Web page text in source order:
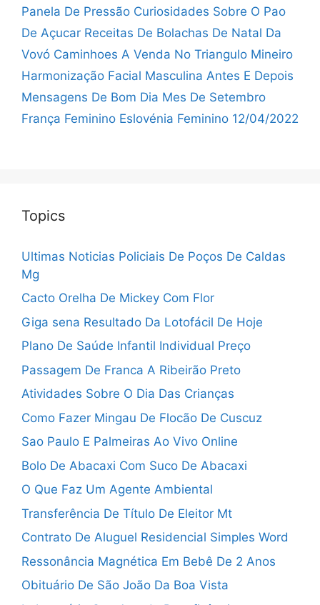
Panela De Pressão Curiosidades Sobre O Pao
De Açucar Receitas De Bolachas De Natal Da
Vovó Caminhoes A Venda No Triangulo Mineiro
Harmonização Facial Masculina Antes E Depois
Mensagens De Bom Dia Mes De Setembro
França Feminino Eslovénia Feminino 12/04/2022
Topics
Ultimas Noticias Policiais De Poços De Caldas
Mg
Cacto Orelha De Mickey Com Flor
Giga sena Resultado Da Lotofácil De Hoje
Plano De Saúde Infantil Individual Preço
Passagem De Franca A Ribeirão Preto
Atividades Sobre O Dia Das Crianças
Como Fazer Mingau De Flocão De Cuscuz
Sao Paulo E Palmeiras Ao Vivo Online
Bolo De Abacaxi Com Suco De Abacaxi
O Que Faz Um Agente Ambiental
Transferência De Título De Eleitor Mt
Contrato De Aluguel Residencial Simples Word
Ressonância Magnética Em Bebê De 2 Anos
Obituário De São João Da Boa Vista